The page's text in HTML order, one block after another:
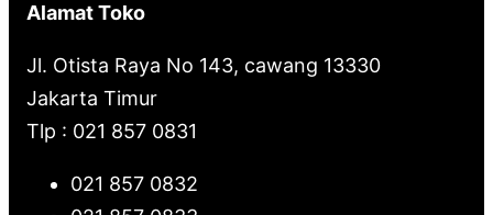
Alamat Toko
Jl. Otista Raya No 143, cawang 13330
Jakarta Timur
Tlp : 021 857 0831
021 857 0832